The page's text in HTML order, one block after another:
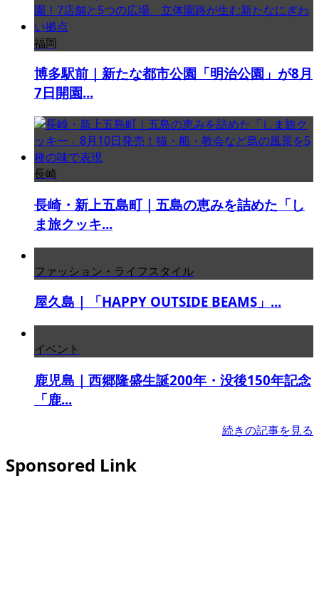
福岡
博多駅前｜新たな都市公園「明治公園」が8月
7日開園...
長崎
長崎・新上五島町｜五島の恵みを詰めた「し
ま旅クッキ...
ファッション・ライフスタイル
屋久島｜「HAPPY OUTSIDE BEAMS」...
イベント
鹿児島｜西郷隆盛生誕200年・没後150年記念
「鹿...
続きの記事を見る
Sponsored Link